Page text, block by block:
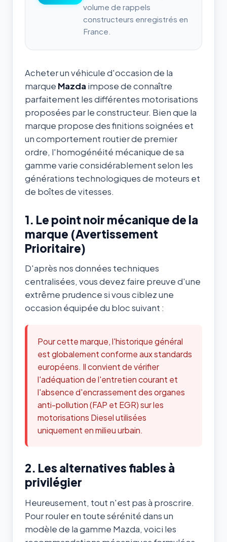
volume de rappels
constructeurs enregistrés en
France.
Acheter un véhicule d'occasion de la
marque Mazda impose de connaître
parfaitement les différentes motorisations
proposées par le constructeur. Bien que la
marque propose des finitions soignées et
un comportement routier de premier
ordre, l'homogénéité mécanique de sa
gamme varie considérablement selon les
générations technologiques de moteurs et
de boîtes de vitesses.
1. Le point noir mécanique de la
marque (Avertissement
Prioritaire)
D'après nos données techniques
centralisées, vous devez faire preuve d'une
extrême prudence si vous ciblez une
occasion équipée du bloc suivant :
Pour cette marque, l'historique général
est globalement conforme aux standards
européens. Il convient de vérifier
l'adéquation de l'entretien courant et
l'absence d'encrassement des organes
anti-pollution (FAP et EGR) sur les
motorisations Diesel utilisées
uniquement en milieu urbain.
2. Les alternatives fiables à
privilégier
Heureusement, tout n'est pas à proscrire.
Pour rouler en toute sérénité dans un
modèle de la gamme Mazda, voici les